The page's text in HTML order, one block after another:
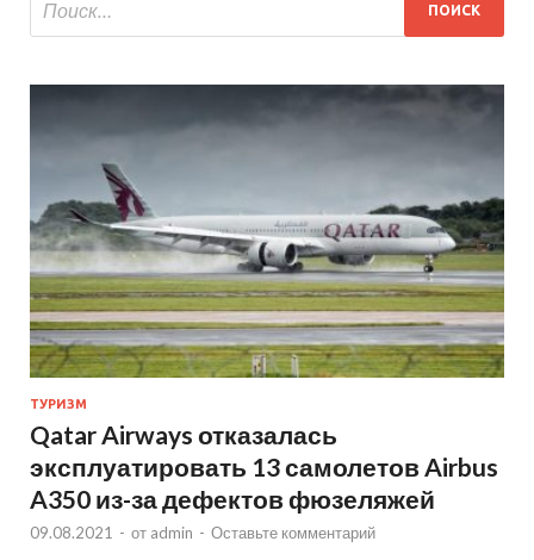
ТУРИЗМ
Qatar Airways отказалась
эксплуатировать 13 самолетов Airbus
A350 из-за дефектов фюзеляжей
09.08.2021 - от admin - Оставьте комментарий